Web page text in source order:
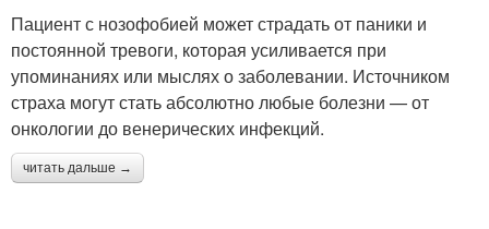
Пациент с нозофобией может страдать от паники и
постоянной тревоги, которая усиливается при
упоминаниях или мыслях о заболевании. Источником
страха могут стать абсолютно любые болезни — от
онкологии до венерических инфекций.
читать дальше →